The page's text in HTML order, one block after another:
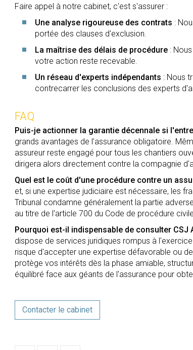
Faire appel à notre cabinet, c'est s'assurer :
Une analyse rigoureuse des contrats :
portée des clauses d'exclusion.
La maîtrise des délais de procédure :
votre action reste recevable.
Un réseau d'experts indépendants : Nous
contrecarrer les conclusions des experts
FAQ
Puis-je actionner la garantie décennale si
grands avantages de l’assurance obligatoire.
assureur reste engagé pour tous les chantiers
dirigera alors directement contre la compagnie
Quel est le coût d'une procédure contre un
et, si une expertise judiciaire est nécessaire, les
Tribunal condamne généralement la partie
au titre de l'article 700 du Code de procédure
Pourquoi est-il indispensable de consulter
dispose de services juridiques rompus à
risque d'accepter une expertise défavorable ou
protège vos intérêts dès la phase amiable,
équilibré face aux géants de l'assurance pour
Contacter le cabinet